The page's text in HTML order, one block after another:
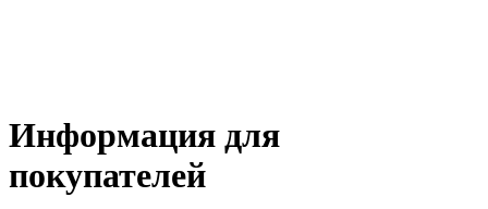
Информация для
покупателей